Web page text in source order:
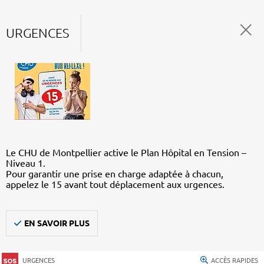
URGENCES
Le CHU de Montpellier active le Plan Hôpital en Tension –
Niveau 1.
Pour garantir une prise en charge adaptée à chacun,
appelez le 15 avant tout déplacement aux urgences.
EN SAVOIR PLUS
URGENCES ACCÈS RAPIDES